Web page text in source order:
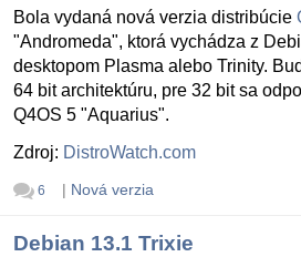
Bola vydaná nová verzia distribúcie
"Andromeda", ktorá vychádza z
desktopom Plasma alebo Trinity.
64 bit architektúru, pre 32 bit sa
Q4OS 5 "Aquarius".
Zdroj: DistroWatch.com
6 | Nová verzia
Debian 13.1 Trixie